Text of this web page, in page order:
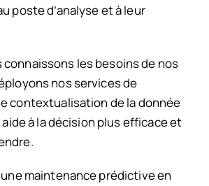
poste d’analyse et à leur
connaissons les besoins de nos
nos services de
contextualisation de la donnée
aide à la décision plus efficace et
maintenance prédictive en